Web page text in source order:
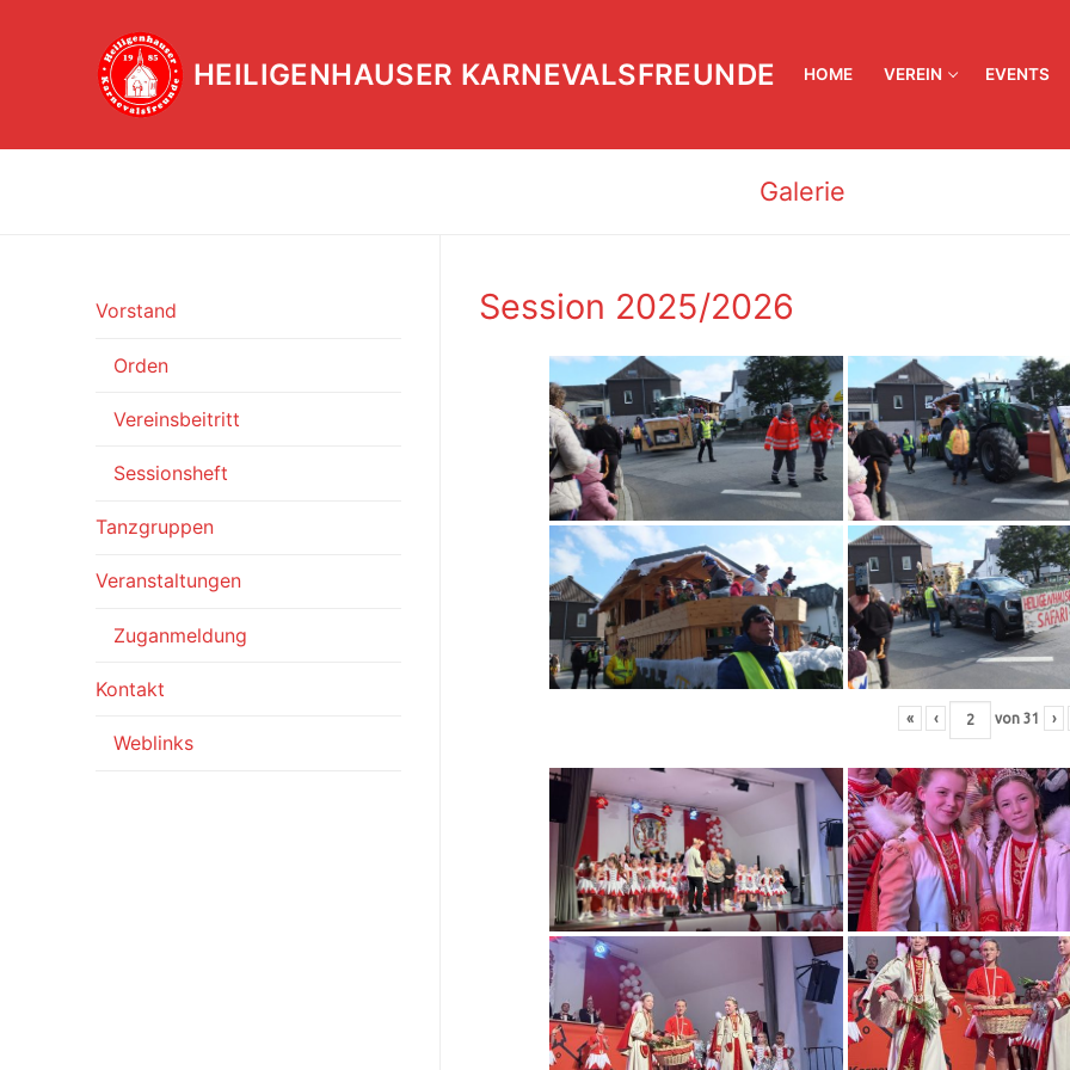
HEILIGENHAUSER KARNEVALSFREUNDE HOME VEREIN EVENTS
Galerie
Session 2025/2026
« ‹ von 31 ›
Vorstand
Orden
Vereinsbeitritt
Sessionsheft
Tanzgruppen
Veranstaltungen
Zuganmeldung
Kontakt
Weblinks